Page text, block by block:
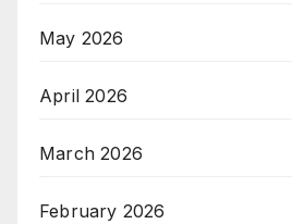
May 2026
April 2026
March 2026
February 2026